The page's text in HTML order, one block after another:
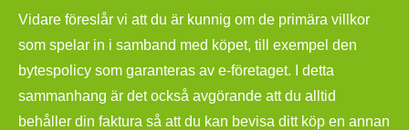
Vidare föreslår vi att du är kunnig om de primära villkor
som spelar in i samband med köpet, till exempel den
bytespolicy som garanteras av e-företaget. I detta
sammanhang är det också avgörande att du alltid
behåller din faktura så att du kan bevisa ditt köp en annan